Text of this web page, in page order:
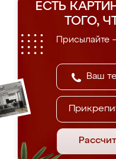
ЕСТЬ
ТОГО,
Присылайте